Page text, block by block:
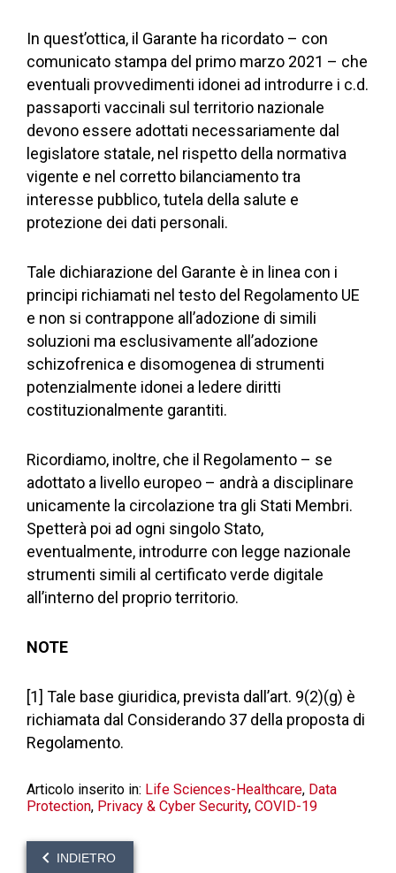
In quest’ottica, il Garante ha ricordato – con
comunicato stampa del primo marzo 2021 – che
eventuali provvedimenti idonei ad introdurre i c.d.
passaporti vaccinali sul territorio nazionale
devono essere adottati necessariamente dal
legislatore statale, nel rispetto della normativa
vigente e nel corretto bilanciamento tra
interesse pubblico, tutela della salute e
protezione dei dati personali.
Tale dichiarazione del Garante è in linea con i
principi richiamati nel testo del Regolamento UE
e non si contrappone all’adozione di simili
soluzioni ma esclusivamente all’adozione
schizofrenica e disomogenea di strumenti
potenzialmente idonei a ledere diritti
costituzionalmente garantiti.
Ricordiamo, inoltre, che il Regolamento – se
adottato a livello europeo – andrà a disciplinare
unicamente la circolazione tra gli Stati Membri.
Spetterà poi ad ogni singolo Stato,
eventualmente, introdurre con legge nazionale
strumenti simili al certificato verde digitale
all’interno del proprio territorio.
NOTE
[1] Tale base giuridica, prevista dall’art. 9(2)(g) è
richiamata dal Considerando 37 della proposta di
Regolamento.
Articolo inserito in: Life Sciences-Healthcare, Data
Protection, Privacy & Cyber Security, COVID-19
INDIETRO